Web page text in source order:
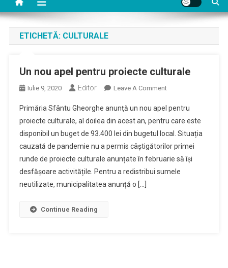
ETICHETĂ: CULTURALE
Un nou apel pentru proiecte culturale
Iulie 9, 2020 Editor Leave A CommentOn
Nou
Apel
Pentru
Proiecte
Culturale
Primăria Sfântu Gheorghe anunţă un nou apel pentru
proiecte culturale, al doilea din acest an, pentru care este
disponibil un buget de 93.400 lei din bugetul local. Situația
cauzată de pandemie nu a permis câștigătorilor primei
runde de proiecte culturale anunțate în februarie să își
desfășoare activitățile. Pentru a redistribui sumele
neutilizate, municipalitatea anunță o […]
Continue Reading